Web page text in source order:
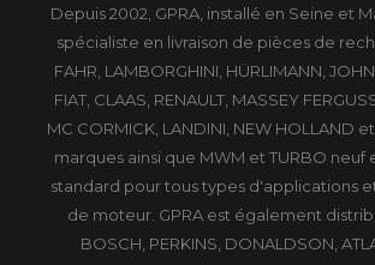
Depuis 2002, GPRA, installé en Seine et
spécialiste en livraison de pièces de
FAHR, LAMBORGHINI, HÜRLIMANN, JOHN
FIAT, CLAAS, RENAULT, MASSEY
MC CORMICK, LANDINI, NEW HOLLAND
marques ainsi que MWM et TURBO neuf
standard pour tous types d'applications
de moteur. GPRA est également
BOSCH, PERKINS, DONALDSON,